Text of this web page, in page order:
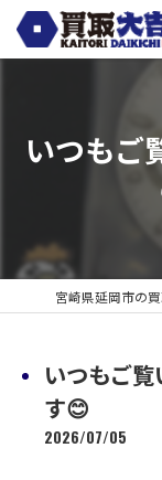
いつもご
いつもご
す😊
2026/07/05